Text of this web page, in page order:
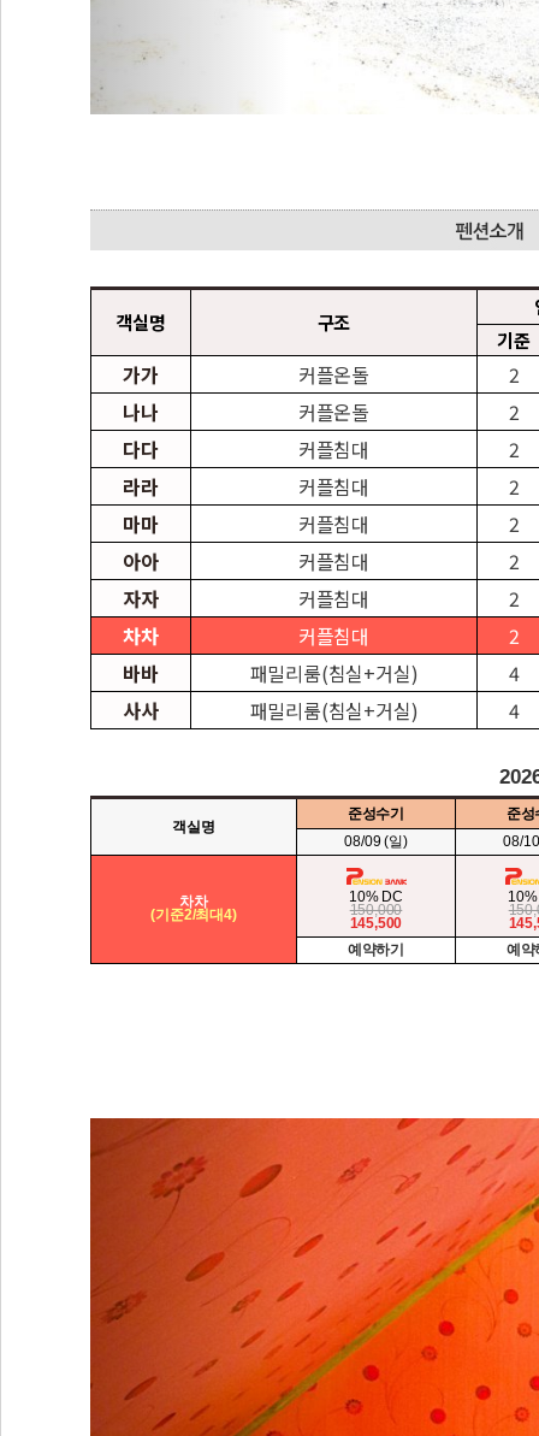
객실명 구조
기준
가가 커플온돌
2
나나
커플온돌
2
다다
커플침대
2
라라
커플침대
2
마마
커플침대
2
아아
커플침대
2
자자
커플침대
2
차차
커플침대
2
바바
패밀리룸(침실+거실)
4
사사
패밀리룸(침실+거실) 4